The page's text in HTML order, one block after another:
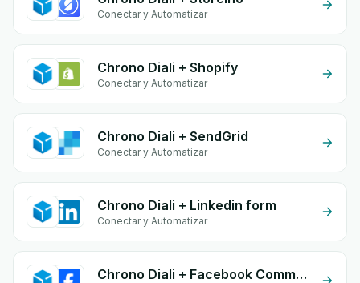
Conectar y Automatizar
Chrono Diali + Shopify
Conectar y Automatizar
Chrono Diali + SendGrid
Conectar y Automatizar
Chrono Diali + Linkedin form
Conectar y Automatizar
Chrono Diali + Facebook Comments